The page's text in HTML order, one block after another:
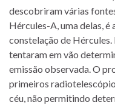
descobriram várias
Hércules-A, uma delas, é
constelação de
tentaram em vão
emissão observada. O
primeiros
céu, não permitindo